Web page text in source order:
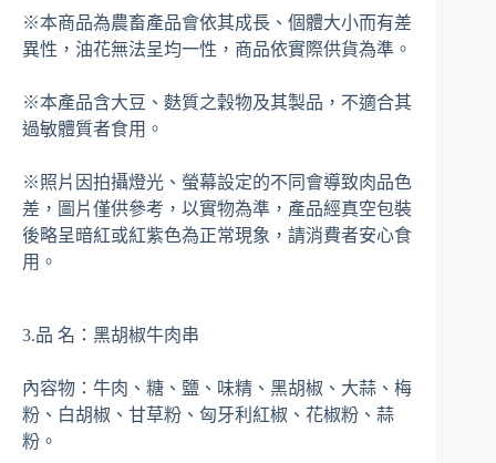
※本商品為農畜產品會依其成長、個體大小而有差
異性，油花無法呈均一性，商品依實際供貨為準。
※本產品含大豆、麩質之穀物及其製品，不適合其
過敏體質者食用。
※照片因拍攝燈光、螢幕設定的不同會導致肉品色
差，圖片僅供參考，以實物為準，產品經真空包裝
後略呈暗紅或紅紫色為正常現象，請消費者安心食
用。
3.品 名：黑胡椒牛肉串
內容物：牛肉、糖、鹽、味精、黑胡椒、大蒜、梅
粉、白胡椒、甘草粉、匈牙利紅椒、花椒粉、蒜
粉。